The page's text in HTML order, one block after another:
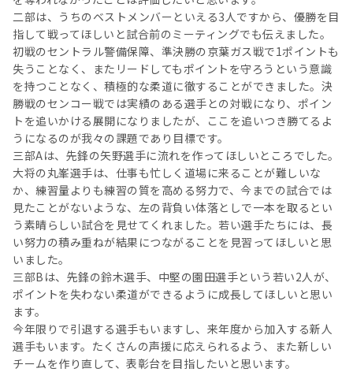
二部は、うちのベストメンバーといえる3人ですから、優勝を目
指して戦ってほしいと試合前のミーティングでも伝えました。
初戦のセントラル警備保障、準決勝の京葉ガス戦で1ポイントも
失うことなく、またリードしてもポイントを守ろうという意識
を持つことなく、積極的な柔道に徹することができました。決
勝戦のセンコー戦では実績のある選手との対戦になり、ポイン
トを追いかける展開になりましたが、ここを追いつき勝てるよ
うになるのが我々の課題であり目標です。
三部Aは、先鋒の矢野選手に流れを作ってほしいところでした。
大将の丸峯選手は、仕事も忙しく道場に来ることが難しいな
か、練習量よりも練習の質を高める努力で、今までの試合では
見たことがないような、左の背負い体落としで一本を取るとい
う素晴らしい試合を見せてくれました。若い選手たちには、長
い努力の積み重ねが結果につながることを見習ってほしいと思
いました。
三部Bは、先鋒の鈴木選手、中堅の園田選手という若い2人が、
ポイントを失わない柔道ができるように成長してほしいと思い
ます。
今年限りで引退する選手もいますし、来年度から加入する新人
選手もいます。たくさんの声援に応えられるよう、また新しい
チームを作り直して、表彰台を目指したいと思います。